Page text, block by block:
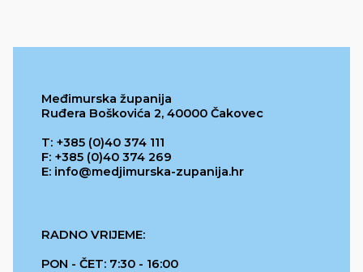
Međimurska županija
Ruđera Boškovića 2, 40000 Čakovec
T: +385 (0)40 374 111
F: +385 (0)40 374 269
E: info@medjimurska-zupanija.hr
RADNO VRIJEME:
PON - ČET: 7:30 - 16:00